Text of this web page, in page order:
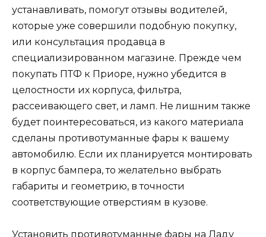
устанавливать, помогут отзывы водителей,
которые уже совершили подобную покупку,
или консультация продавца в
специализированном магазине. Прежде чем
покупать ПТФ к Приоре, нужно убедится в
целостности их корпуса, фильтра,
рассеивающего свет, и ламп. Не лишним также
будет поинтересоваться, из какого материала
сделаны противотуманные фары к вашему
автомобилю. Если их планируется монтировать
в корпус бампера, то желательно выбрать
габариты и геометрию, в точности
соответствующие отверстиям в кузове.
Установить противотуманные фары на Ладу